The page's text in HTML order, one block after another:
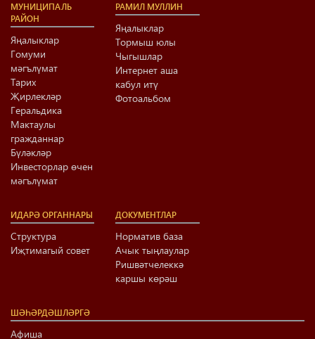
МУНИЦИПАЛЬ
РАЙОН
Яңалыклар
Гомуми
мәгълүмат
Тарих
Җирлекләр
Геральдика
Мактаулы
гражданнар
Бүләкләр
Инвесторлар өчен
мәгълүмат
РАМИЛ МУЛЛИН
Яңалыклар
Тормыш юлы
Чыгышлар
Интернет аша
кабул итү
Фотоальбом
ИДАРӘ ОРГАННАРЫ
Структура
Иҗтимагый совет
ДОКУМЕНТЛАР
Норматив база
Ачык тыңлаулар
Ришвәтчелеккә
каршы көрәш
ШӘҺӘРДӘШЛӘРГӘ
Афиша